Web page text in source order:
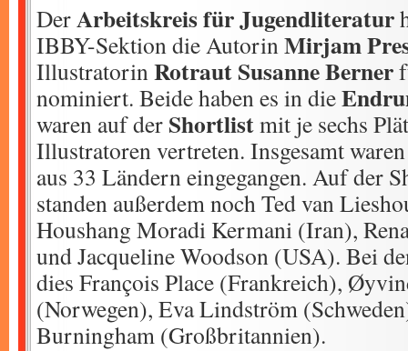
DerArbeitskreis für Jugendliteratur
IBBY-Sektion die AutorinMirjam
IllustratorinRotraut Susanne Berner
nominiert. Beide haben es in die
waren auf der Shortlistmit je sechs
Illustratoren vertreten. Insgesamt
aus 33 Ländern eingegangen. Auf der
standen außerdem noch Ted van
Houshang Moradi Kermani (Iran),
und Jacqueline Woodson (USA). Bei
dies François Place (Frankreich),
(Norwegen), Eva Lindström
Burningham (Großbritannien).